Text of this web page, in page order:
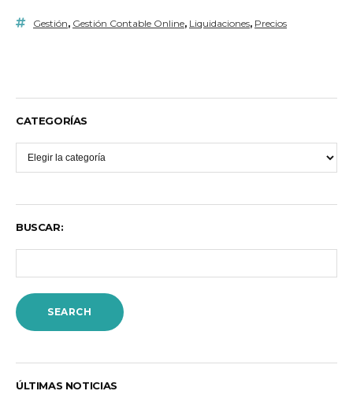
Gestión, Gestión Contable Online, Liquidaciones, Precios
CATEGORÍAS
BUSCAR:
ÚLTIMAS NOTICIAS